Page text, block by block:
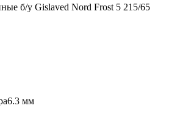
б/у Gislaved Nord Frost 5 215/65
6.3 мм